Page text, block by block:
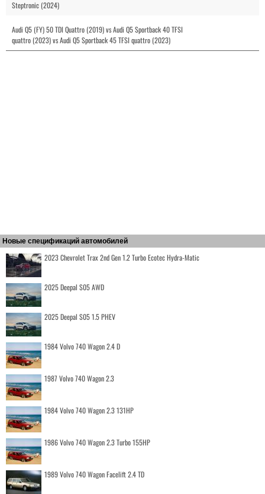
Steptronic (2024)
Audi Q5 (FY) 50 TDI Quattro (2019) vs Audi Q5 Sportback 40 TFSI
quattro (2023) vs Audi Q5 Sportback 45 TFSI quattro (2023)
Новые спецификаций автомобилей
2023 Chevrolet Trax 2nd Gen 1.2 Turbo Ecotec Hydra-Matic
2025 Deepal S05 AWD
2025 Deepal S05 1.5 PHEV
1984 Volvo 740 Wagon 2.4 D
1987 Volvo 740 Wagon 2.3
1984 Volvo 740 Wagon 2.3 131HP
1986 Volvo 740 Wagon 2.3 Turbo 155HP
1989 Volvo 740 Wagon Facelift 2.4 TD